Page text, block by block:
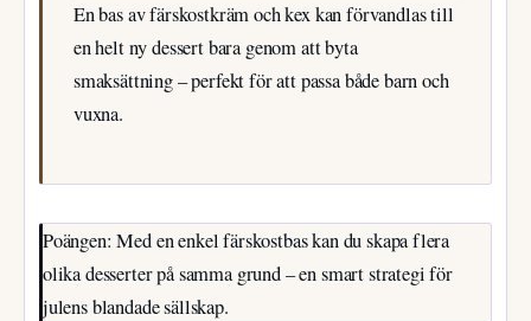
En bas av färskostkräm och kex kan förvandlas till
en helt ny dessert bara genom att byta
smaksättning – perfekt för att passa både barn och
vuxna.
Poängen: Med en enkel färskostbas kan du skapa flera
olika desserter på samma grund – en smart strategi för
julens blandade sällskap.